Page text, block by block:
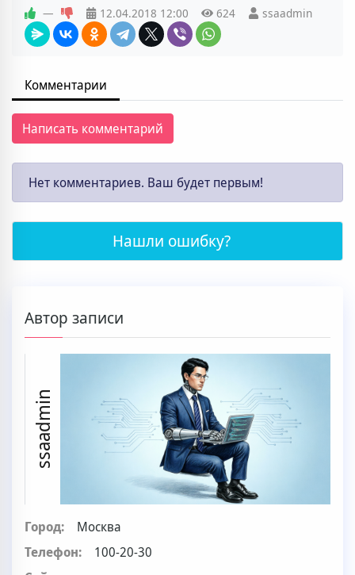
— 12.04.2018 12:00 624 ssaadmin
Комментарии
Написать комментарий
Нет комментариев. Ваш будет первым!
Нашли ошибку?
Автор записи
ssaadmin
Город:
Москва
Телефон:
100-20-30